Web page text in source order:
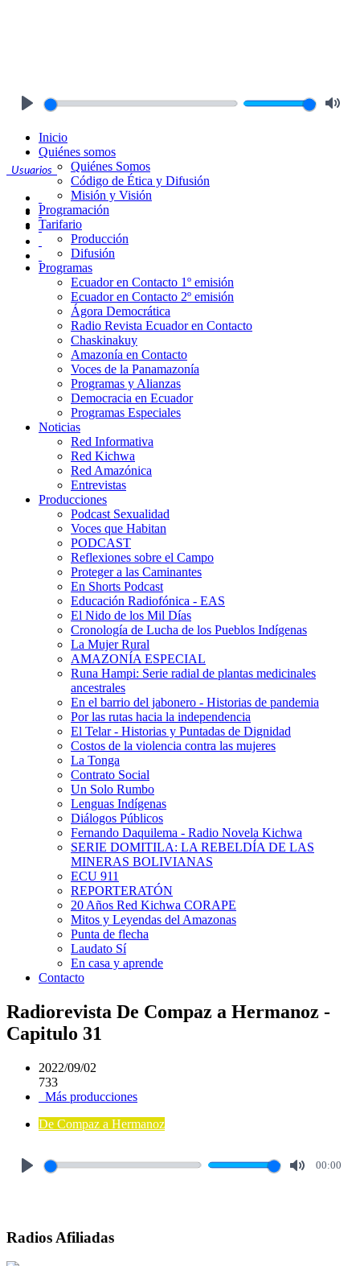
Usuarios
Inicio
Quiénes somos
Quiénes Somos
Código de Ética y Difusión
Misión y Visión
Programación
Tarifario
Producción
Difusión
Programas
Ecuador en Contacto 1º emisión
Ecuador en Contacto 2º emisión
Ágora Democrática
Radio Revista Ecuador en Contacto
Chaskinakuy
Amazonía en Contacto
Voces de la Panamazonía
Programas y Alianzas
Democracia en Ecuador
Programas Especiales
Noticias
Red Informativa
Red Kichwa
Red Amazónica
Entrevistas
Producciones
Podcast Sexualidad
Voces que Habitan
PODCAST
Reflexiones sobre el Campo
Proteger a las Caminantes
En Shorts Podcast
Educación Radiofónica - EAS
El Nido de los Mil Días
Cronología de Lucha de los Pueblos Indígenas
La Mujer Rural
AMAZONÍA ESPECIAL
Runa Hampi: Serie radial de plantas medicinales
ancestrales
En el barrio del jabonero - Historias de pandemia
Por las rutas hacia la independencia
El Telar - Historias y Puntadas de Dignidad
Costos de la violencia contra las mujeres
La Tonga
Contrato Social
Un Solo Rumbo
Lenguas Indígenas
Diálogos Públicos
Fernando Daquilema - Radio Novela Kichwa
SERIE DOMITILA: LA REBELDÍA DE LAS
MINERAS BOLIVIANAS
ECU 911
REPORTERATÓN
20 Años Red Kichwa CORAPE
Mitos y Leyendas del Amazonas
Punta de flecha
Laudato Sí
En casa y aprende
Contacto
Radiorevista De Compaz a Hermanoz -
Capitulo 31
2022/09/02
733
Más producciones
De Compaz a Hermanoz
00:00
Radios Afiliadas